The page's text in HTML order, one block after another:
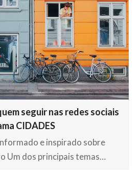
seguir nas redes sociais
CIDADES
e inspirado sobre
Um dos principais temas…